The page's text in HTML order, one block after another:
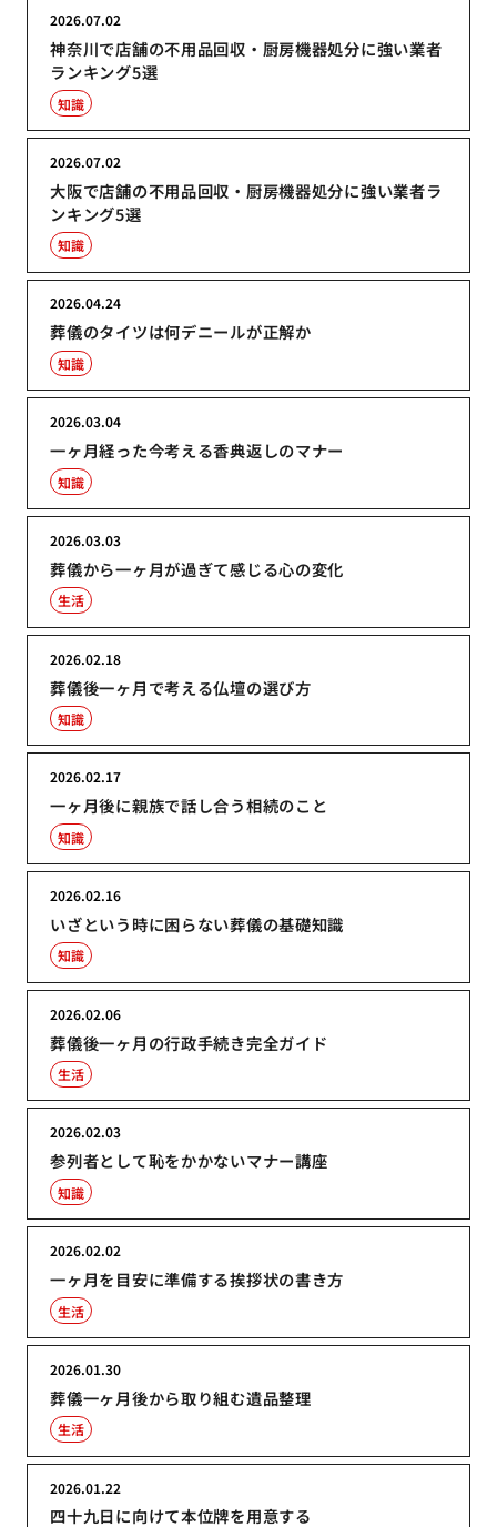
神奈川で店舗の不用品回収・厨房機器処分に強い業者
ランキング5選
2026.07.02
知識
大阪で店舗の不用品回収・厨房機器処分に強い業者ラ
ンキング5選
2026.07.02
知識
葬儀のタイツは何デニールが正解か
2026.04.24
知識
一ヶ月経った今考える香典返しのマナー
2026.03.04
知識
葬儀から一ヶ月が過ぎて感じる心の変化
2026.03.03
生活
葬儀後一ヶ月で考える仏壇の選び方
2026.02.18
知識
一ヶ月後に親族で話し合う相続のこと
2026.02.17
知識
いざという時に困らない葬儀の基礎知識
2026.02.16
知識
葬儀後一ヶ月の行政手続き完全ガイド
2026.02.06
生活
参列者として恥をかかないマナー講座
2026.02.03
知識
一ヶ月を目安に準備する挨拶状の書き方
2026.02.02
生活
葬儀一ヶ月後から取り組む遺品整理
2026.01.30
生活
四十九日に向けて本位牌を用意する
2026.01.22